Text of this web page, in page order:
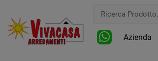
Azienda